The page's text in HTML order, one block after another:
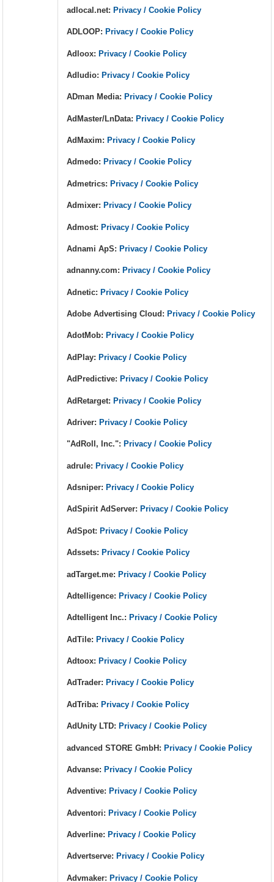
adlocal.net: Privacy / Cookie Policy
ADLOOP: Privacy / Cookie Policy
Adloox:Privacy / Cookie Policy
Adludio: Privacy / Cookie Policy
ADman Media: Privacy / Cookie Policy
AdMaster/LnData:Privacy / Cookie Policy
AdMaxim: Privacy / Cookie Policy
Admedo: Privacy / Cookie Policy
Admetrics: Privacy / Cookie Policy
Admixer: Privacy / Cookie Policy
Admost:Privacy / Cookie Policy
Adnami ApS: Privacy / Cookie Policy
adnanny.com: Privacy / Cookie Policy
Adnetic:Privacy / Cookie Policy
Adobe Advertising Cloud: Privacy / Cookie Policy
AdotMob: Privacy / Cookie Policy
AdPlay: Privacy / Cookie Policy
AdPredictive: Privacy / Cookie Policy
AdRetarget:Privacy / Cookie Policy
Adriver: Privacy / Cookie Policy
"AdRoll, Inc.": Privacy / Cookie Policy
adrule:Privacy / Cookie Policy
Adsniper: Privacy / Cookie Policy
AdSpirit AdServer: Privacy / Cookie Policy
AdSpot: Privacy / Cookie Policy
Adssets: Privacy / Cookie Policy
adTarget.me:Privacy / Cookie Policy
Adtelligence: Privacy / Cookie Policy
Adtelligent Inc.: Privacy / Cookie Policy
AdTile:Privacy / Cookie Policy
Adtoox: Privacy / Cookie Policy
AdTrader: Privacy / Cookie Policy
AdTriba: Privacy / Cookie Policy
AdUnity LTD: Privacy / Cookie Policy
advanced STORE GmbH:Privacy / Cookie Policy
Advanse: Privacy / Cookie Policy
Adventive: Privacy / Cookie Policy
Adventori:Privacy / Cookie Policy
Adverline: Privacy / Cookie Policy
Advertserve: Privacy / Cookie Policy
Advmaker: Privacy / Cookie Policy